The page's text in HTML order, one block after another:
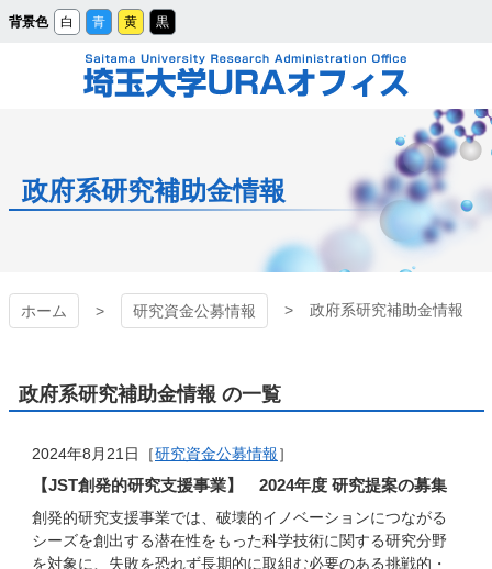
メ
イ
背景色 白 青 黄 黒
ス
政府系研究補助金情報
ホーム 研究資金公募情報 政府系研究補助金情報
政府系研究補助金情報 の一覧
2024年8月21日［研究資金公募情報］
【JST創発的研究支援事業】 2024年度 研究提案の募集
創発的研究支援事業では、破壊的イノベーションにつながる
シーズを創出する潜在性をもった科学技術に関する研究分野
を対象に、失敗を恐れず長期的に取組む必要のある挑戦的・